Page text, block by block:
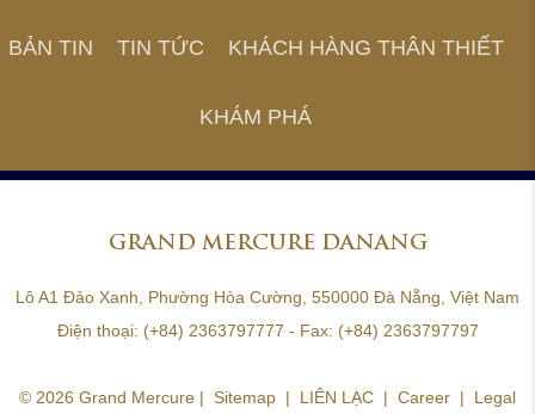
BẢN TIN TIN TỨC KHÁCH HÀNG THÂN THIẾT
KHÁM PHÁ
GRANDMERCURE DANANG
Lô A1 Đảo Xanh, Phường Hòa Cường, 550000 Đà Nẵng, Việt Nam
Điện thoại: (+84) 2363797777 - Fax: (+84) 2363797797
© 2026 Grand Mercure | Sitemap | LIÊN LẠC | Career | Legal